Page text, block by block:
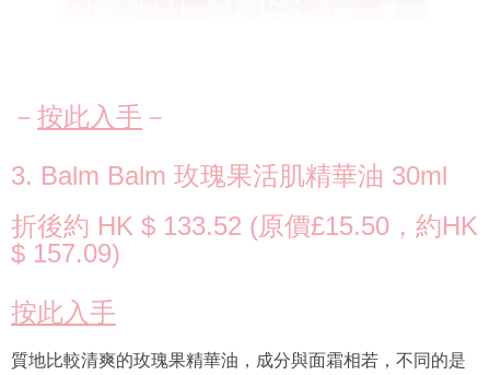
－ 按此入手 －
3. Balm Balm 玫瑰果活肌精華油 30ml
折後約 HK $ 133.52 (原價£15.50，約HK
$ 157.09)
按此入手
質地比較清爽的玫瑰果精華油，成分與面霜相若，不同的是